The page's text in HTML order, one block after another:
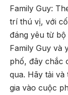
Family Guy:
trí thú vị, với
đáng yêu từ
Family Guy và
phố, đây chắc
qua. Hãy tải
gia vào cuộc